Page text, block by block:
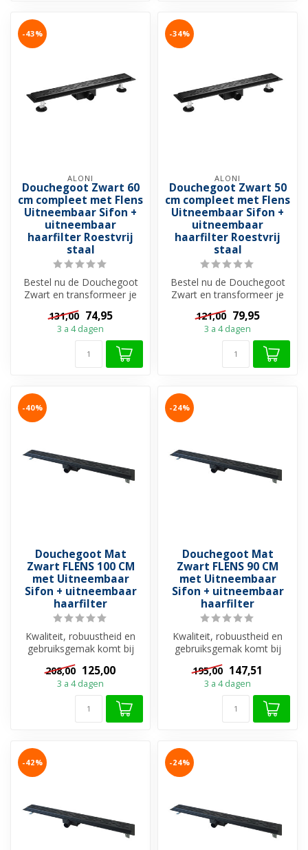
-43%
ALONI
Douchegoot Zwart 60
cm compleet met Flens
Uitneembaar Sifon +
uitneembaar
haarfilter Roestvrij
staal
Bestel nu de Douchegoot
Zwart en transformeer je
stijlvolle...
131,00 74,95
3 a 4 dagen
-34%
ALONI
Douchegoot Zwart 50
cm compleet met Flens
Uitneembaar Sifon +
uitneembaar
haarfilter Roestvrij
staal
Bestel nu de Douchegoot
Zwart en transformeer je
stijlvolle...
121,00 79,95
3 a 4 dagen
-40%
Douchegoot Mat
Zwart FLENS 100 CM
met Uitneembaar
Sifon + uitneembaar
haarfilter
Kwaliteit, robuustheid en
gebruiksgemak komt bij
elkaar met Douchegoot
Mat Zwart...
208,00 125,00
3 a 4 dagen
-24%
Douchegoot Mat
Zwart FLENS 90 CM
met Uitneembaar
Sifon + uitneembaar
haarfilter
Kwaliteit, robuustheid en
gebruiksgemak komt bij
elkaar met Douchegoot
Mat Zwart...
195,00 147,51
3 a 4 dagen
-42% -24%